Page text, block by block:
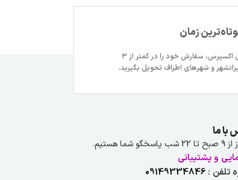
زمان
با امکان ارسال اکسپرس، سفارش خود را در کمتر از ۳
و شهرهای اطراف تحویل بگیرید.
با ما
شما هستیم.
و پشتیبانی
تلفن :09149334846